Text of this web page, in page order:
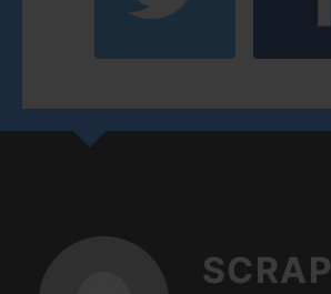
SCRAP